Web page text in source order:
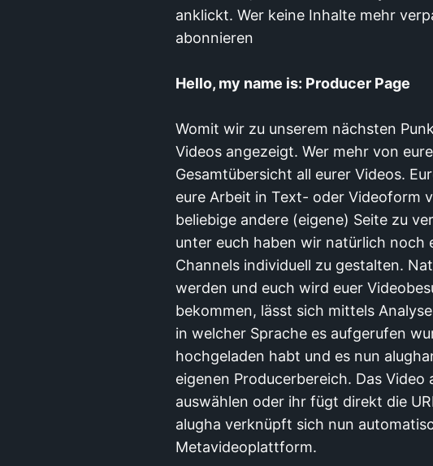
anklickt. Wer keine Inhalte mehr
abonnieren
Hello, my name is: Producer Page
Womit wir zu unserem nächsten
Videos angezeigt. Wer mehr von
Gesamtübersicht all eurer Videos.
eure Arbeit in Text- oder Videoform
beliebige andere (eigene) Seite zu
unter euch haben wir natürlich noch
Channels individuell zu gestalten.
werden und euch wird euer
bekommen, lässt sich mittels
in welcher Sprache es aufgerufen
hochgeladen habt und es nun
eigenen Producerbereich. Das
auswählen oder ihr fügt direkt die
alugha verknüpft sich nun
Metavideoplattform.